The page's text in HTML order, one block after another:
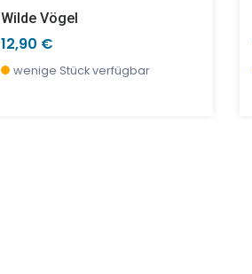
Wilde Vögel
12,90 €
wenige Stück verfügbar